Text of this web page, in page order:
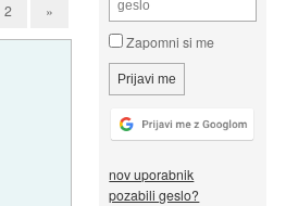
Zapomni si me
nov uporabnik
pozabili geslo?
2 »